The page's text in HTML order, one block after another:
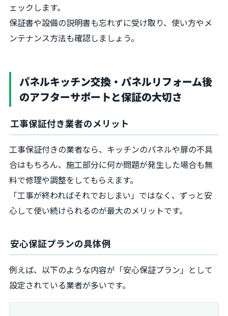
ェックします。
保証書や設備の説明書も忘れずに受け取り、使い方やメ
ンテナンス方法も確認しましょう。
パネルキッチン交換・パネルリフォーム後
のアフターサポートと保証の大切さ
工事保証付き業者のメリット
工事保証付きの業者なら、キッチンのパネルや扉の不具
合はもちろん、施工部分に何か問題が発生した場合も無
料で修理や調整をしてもらえます。
「工事が終わればそれでおしまい」ではなく、ずっと安
心して使い続けられるのが最大のメリットです。
安心保証プランの具体例
例えば、以下のような内容が「安心保証プラン」として
設定されている業者が多いです。